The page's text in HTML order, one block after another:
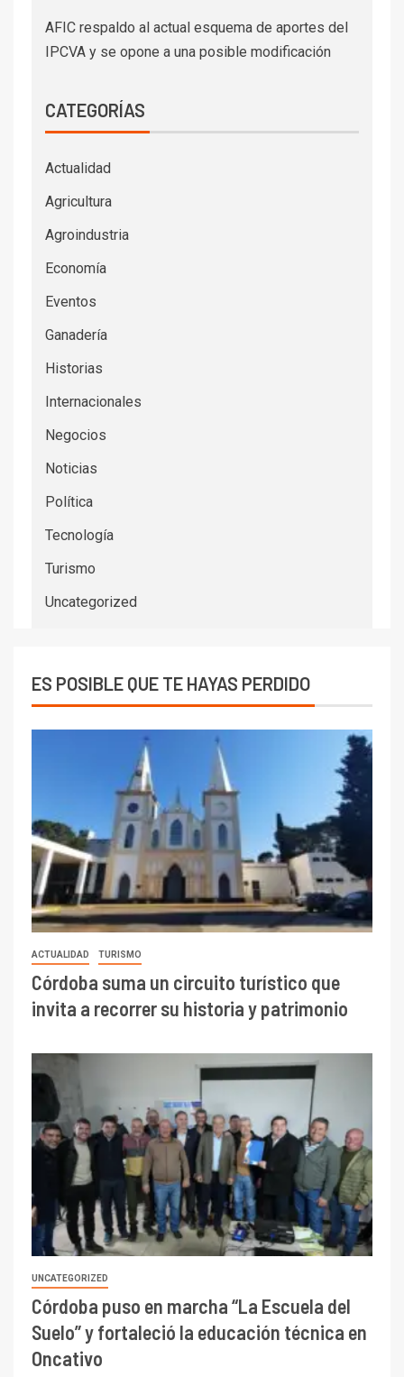
AFIC respaldo al actual esquema de aportes del
IPCVA y se opone a una posible modificación
CATEGORÍAS
Actualidad
Agricultura
Agroindustria
Economía
Eventos
Ganadería
Historias
Internacionales
Negocios
Noticias
Política
Tecnología
Turismo
Uncategorized
ES POSIBLE QUE TE HAYAS PERDIDO
ACTUALIDAD TURISMO
Córdoba suma un circuito turístico que
invita a recorrer su historia y patrimonio
UNCATEGORIZED
Córdoba puso en marcha “La Escuela del
Suelo” y fortaleció la educación técnica en
Oncativo